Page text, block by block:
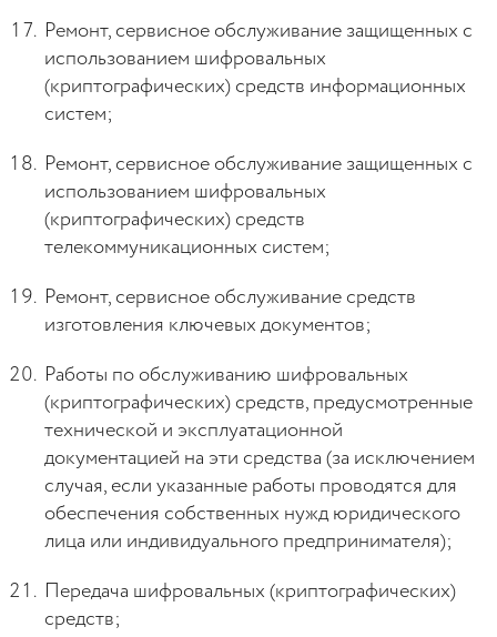
Ремонт, сервисное обслуживание защищенных с
использованием шифровальных
(криптографических) средств информационных
систем;
Ремонт, сервисное обслуживание защищенных с
использованием шифровальных
(криптографических) средств
телекоммуникационных систем;
Ремонт, сервисное обслуживание средств
изготовления ключевых документов;
Работы по обслуживанию шифровальных
(криптографических) средств, предусмотренные
технической и эксплуатационной
документацией на эти средства (за исключением
случая, если указанные работы проводятся для
обеспечения собственных нужд юридического
лица или индивидуального предпринимателя);
Передача шифровальных (криптографических)
средств;